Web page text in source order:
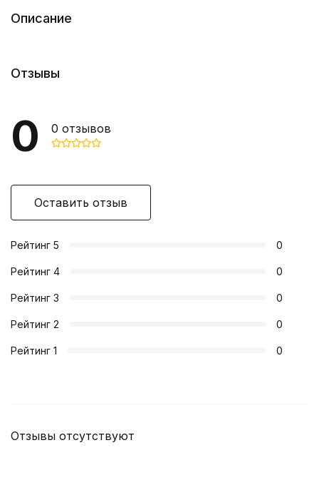
Описание
Отзывы
0 0 отзывов
Оставить отзыв
Рейтинг 5 0
Рейтинг 4 0
Рейтинг 3 0
Рейтинг 2 0
Рейтинг 1 0
Отзывы отсутствуют